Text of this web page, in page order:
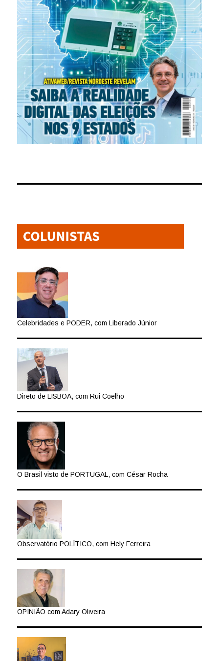
Celebridades e PODER, com Liberado Júnior
Direto de LISBOA, com Rui Coelho
O Brasil visto de PORTUGAL, com César Rocha
Observatório POLÍTICO, com Hely Ferreira
OPINIÃO com Adary Oliveira